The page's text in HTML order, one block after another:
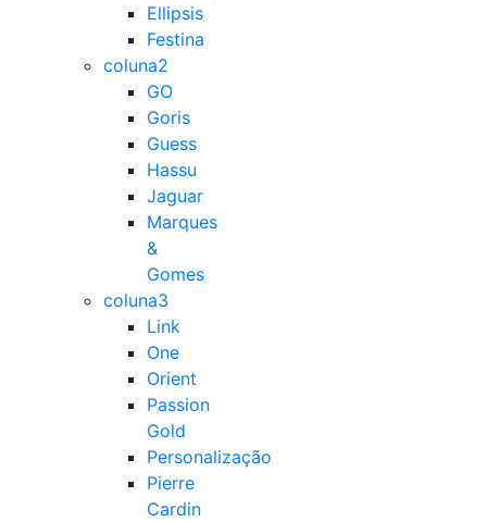
Ellipsis
Festina
coluna2
GO
Goris
Guess
Hassu
Jaguar
Marques
&
Gomes
coluna3
Link
One
Orient
Passion
Gold
Personalização
Pierre
Cardin